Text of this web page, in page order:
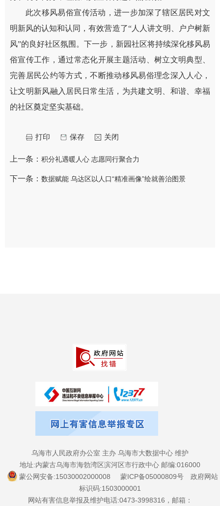
此次移风易俗宣传活动，进一步加深了辖区居民对文
明新风的认知和认同，有效营造了“人人讲文明、户户树新
风”的良好社区氛围。下一步，新园社区将持续深化移风易
俗宣传工作，通过常态化开展主题活动、树立文明典型、
完善居民公约等方式，不断推动移风易俗理念深入人心，
让文明新风融入居民日常生活，为共建文明、和谐、幸福
的社区奠定坚实基础。
关闭
保存
打印
上一条： 积分礼遇暖人心 志愿同行聚合力
下一条： ​数据赋能 乌达区以人口“精准画像”绘就善治图景
乌海市人民政府办公室 主办 乌海市大数据中心 维护
地址:内蒙古乌海市海勃湾区滨河区市行政中心 邮编:016000
蒙公网安备:15030002000008
蒙ICP备05000809号
政府网站
标识码:1503000001
网站有害信息举报及维护电话:0473-3998316，邮箱：